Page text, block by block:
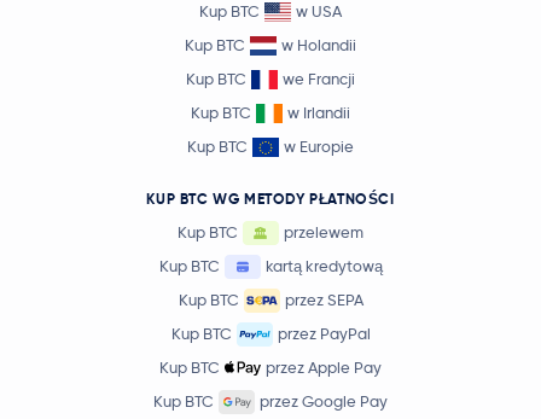
Kup BTC
w USA
Kup BTC
w Holandii
Kup BTC
we Francji
Kup BTC
w Irlandii
Kup BTC
w Europie
KUP BTC WG METODY PŁATNOŚCI
Kup BTC
przelewem
Kup BTC
kartą kredytową
Kup BTC
przez SEPA
Kup BTC
przez PayPal
Kup BTC
przez Apple Pay
Kup BTC
przez Google Pay